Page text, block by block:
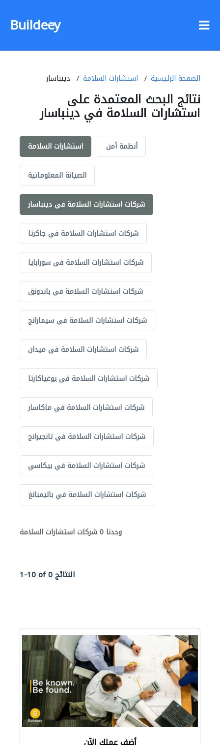
Buildeey
الصفحة الرئيسية استشارات السلامة دينباسار
نتائج البحث المعتمدة على
استشارات السلامة في دينباسار
استشارات السلامة أنظمة أمن
الصيانة المعلوماتية
شركات استشارات السلامة في دينباسار
شركات استشارات السلامة في جاكرتا
شركات استشارات السلامة في سورابايا
شركات استشارات السلامة في باندونق
شركات استشارات السلامة في سيمارانج
شركات استشارات السلامة في ميدان
شركات استشارات السلامة في يوغياكارتا
شركات استشارات السلامة في ماكاسار
شركات استشارات السلامة في تانجيرانج
شركات استشارات السلامة في بيكاسي
شركات استشارات السلامة في باليمبانغ
وجدنا 0 شركات استشارات السلامة
1-10 of 0 النتائج